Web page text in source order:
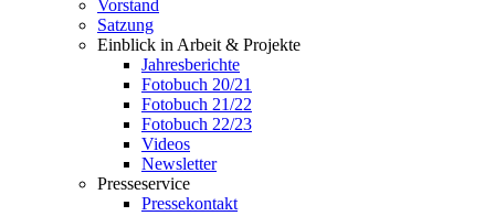
Vorstand
Satzung
Einblick in Arbeit & Projekte
Jahresberichte
Fotobuch 20/21
Fotobuch 21/22
Fotobuch 22/23
Videos
Newsletter
Presseservice
Pressekontakt